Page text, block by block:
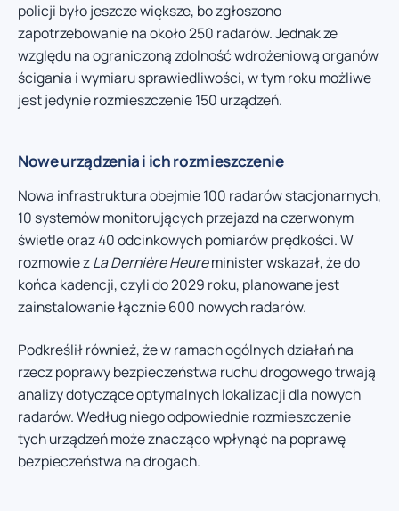
policji było jeszcze większe, bo zgłoszono
zapotrzebowanie na około 250 radarów. Jednak ze
względu na ograniczoną zdolność wdrożeniową organów
ścigania i wymiaru sprawiedliwości, w tym roku możliwe
jest jedynie rozmieszczenie 150 urządzeń.
Nowe urządzenia i ich rozmieszczenie
Nowa infrastruktura obejmie 100 radarów stacjonarnych,
10 systemów monitorujących przejazd na czerwonym
świetle oraz 40 odcinkowych pomiarów prędkości. W
rozmowie zLa Dernière Heureminister wskazał, że do
końca kadencji, czyli do 2029 roku, planowane jest
zainstalowanie łącznie 600 nowych radarów.
Podkreślił również, że w ramach ogólnych działań na
rzecz poprawy bezpieczeństwa ruchu drogowego trwają
analizy dotyczące optymalnych lokalizacji dla nowych
radarów. Według niego odpowiednie rozmieszczenie
tych urządzeń może znacząco wpłynąć na poprawę
bezpieczeństwa na drogach.